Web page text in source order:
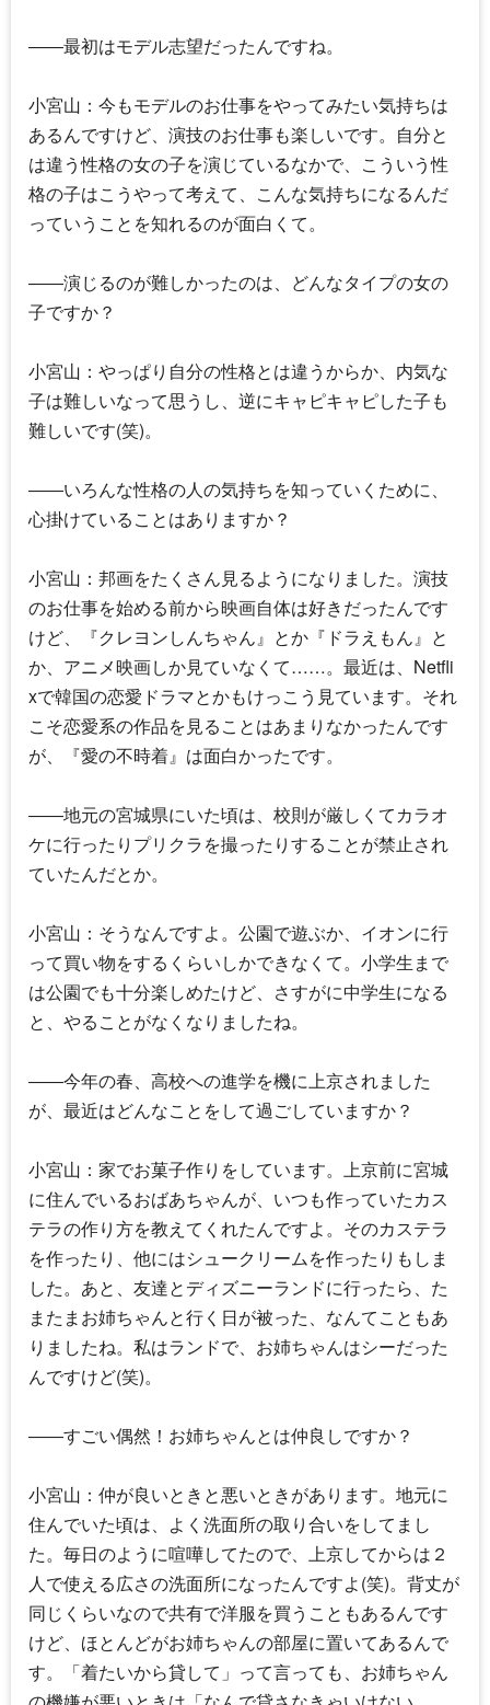
――最初はモデル志望だったんですね。
小宮山：今もモデルのお仕事をやってみたい気持ちは
あるんですけど、演技のお仕事も楽しいです。自分と
は違う性格の女の子を演じているなかで、こういう性
格の子はこうやって考えて、こんな気持ちになるんだ
っていうことを知れるのが面白くて。
――演じるのが難しかったのは、どんなタイプの女の
子ですか？
小宮山：やっぱり自分の性格とは違うからか、内気な
子は難しいなって思うし、逆にキャピキャピした子も
難しいです(笑)。
――いろんな性格の人の気持ちを知っていくために、
心掛けていることはありますか？
小宮山：邦画をたくさん見るようになりました。演技
のお仕事を始める前から映画自体は好きだったんです
けど、『クレヨンしんちゃん』とか『ドラえもん』と
か、アニメ映画しか見ていなくて……。最近は、Netfli
xで韓国の恋愛ドラマとかもけっこう見ています。それ
こそ恋愛系の作品を見ることはあまりなかったんです
が、『愛の不時着』は面白かったです。
――地元の宮城県にいた頃は、校則が厳しくてカラオ
ケに行ったりプリクラを撮ったりすることが禁止され
ていたんだとか。
小宮山：そうなんですよ。公園で遊ぶか、イオンに行
って買い物をするくらいしかできなくて。小学生まで
は公園でも十分楽しめたけど、さすがに中学生になる
と、やることがなくなりましたね。
――今年の春、高校への進学を機に上京されました
が、最近はどんなことをして過ごしていますか？
小宮山：家でお菓子作りをしています。上京前に宮城
に住んでいるおばあちゃんが、いつも作っていたカス
テラの作り方を教えてくれたんですよ。そのカステラ
を作ったり、他にはシュークリームを作ったりもしま
した。あと、友達とディズニーランドに行ったら、た
またまお姉ちゃんと行く日が被った、なんてこともあ
りましたね。私はランドで、お姉ちゃんはシーだった
んですけど(笑)。
――すごい偶然！お姉ちゃんとは仲良しですか？
小宮山：仲が良いときと悪いときがあります。地元に
住んでいた頃は、よく洗面所の取り合いをしてまし
た。毎日のように喧嘩してたので、上京してからは２
人で使える広さの洗面所になったんですよ(笑)。背丈が
同じくらいなので共有で洋服を買うこともあるんです
けど、ほとんどがお姉ちゃんの部屋に置いてあるんで
す。「着たいから貸して」って言っても、お姉ちゃん